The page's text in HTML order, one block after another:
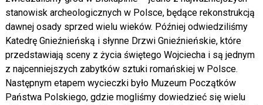
stanowisk archeologicznych w Polsce, będące rekonstrukcją
dawnej osady sprzed wielu wieków. Później odwiedziliśmy
Katedrę Gnieźnieńską i słynne Drzwi Gnieźnieńskie, które
przedstawiają sceny z życia świętego Wojciecha i są jednym
z najcenniejszych zabytków sztuki romańskiej w Polsce.
Następnym etapem wycieczki było Muzeum Początków
Państwa Polskiego, gdzie mogliśmy dowiedzieć się wielu